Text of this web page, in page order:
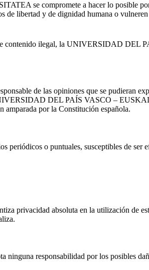
se compromete a hacer lo posible por
libertad y de dignidad humana o
de contenido ilegal, la UNIVERSIDAD
de las opiniones que se pudieran
DEL PAÍS VASCO –
amparada por la Constitución española.
periódicos o puntuales, susceptibles de
absoluta en la utilización de este
responsabilidad por los posibles